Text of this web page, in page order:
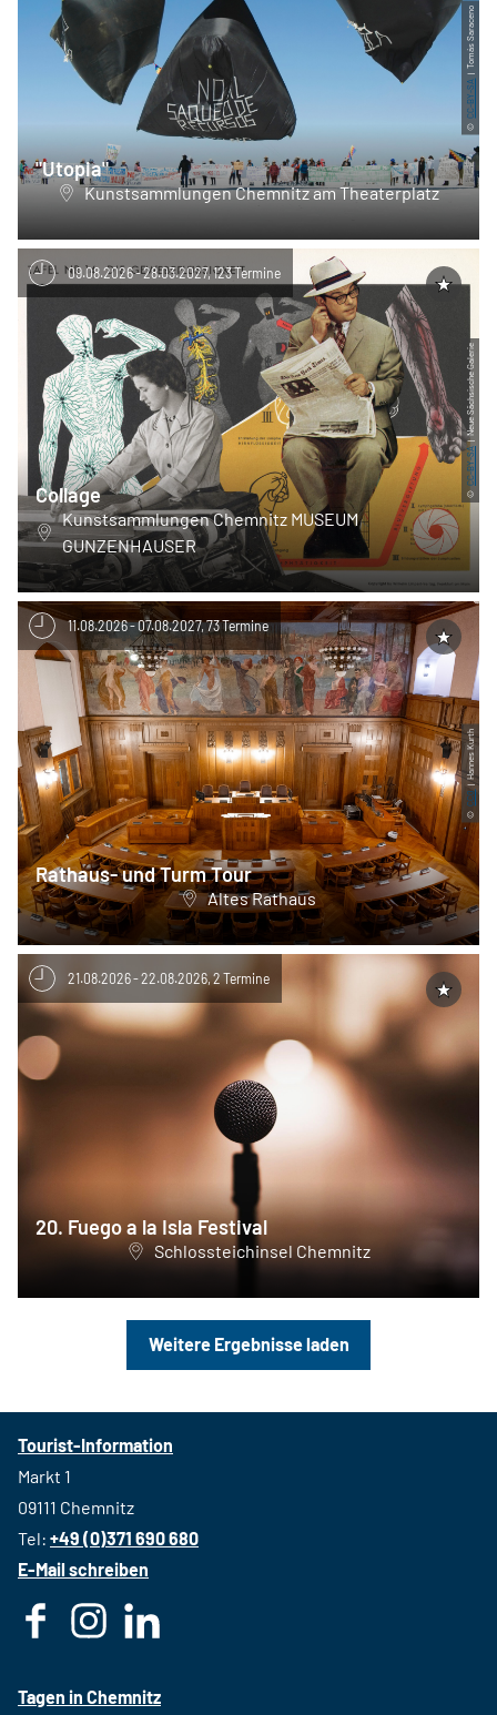
©
CC-BY-SA
| Tomás Saraceno
"Utopia"
Kunstsammlungen Chemnitz am Theaterplatz
©
CC-BY-SA
| Neue Sächsische Galerie
09.08.2026 - 28.03.2027, 123 Termine
Collage
Kunstsammlungen Chemnitz MUSEUM
GUNZENHAUSER
©
CC0
| Hannes Kurth
11.08.2026 - 07.08.2027, 73 Termine
Rathaus- und Turm Tour
Altes Rathaus
21.08.2026 - 22.08.2026, 2 Termine
20. Fuego a la Isla Festival
Schlossteichinsel Chemnitz
Weitere Ergebnisse laden
Tourist-Information
Markt 1
09111 Chemnitz
Tel: +49 (0)371 690 680
E-Mail schreiben
e
t
k
Tagen in Chemnitz